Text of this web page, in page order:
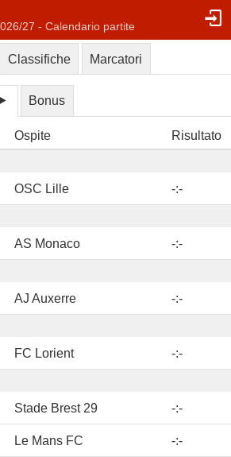
27 - Calendario partite
Classifiche Marcatori
Bonus
Ospite Risultato
OSC Lille -:-
AS Monaco -:-
AJ Auxerre -:-
FC Lorient -:-
Stade Brest 29 -:-
Le Mans FC -:-